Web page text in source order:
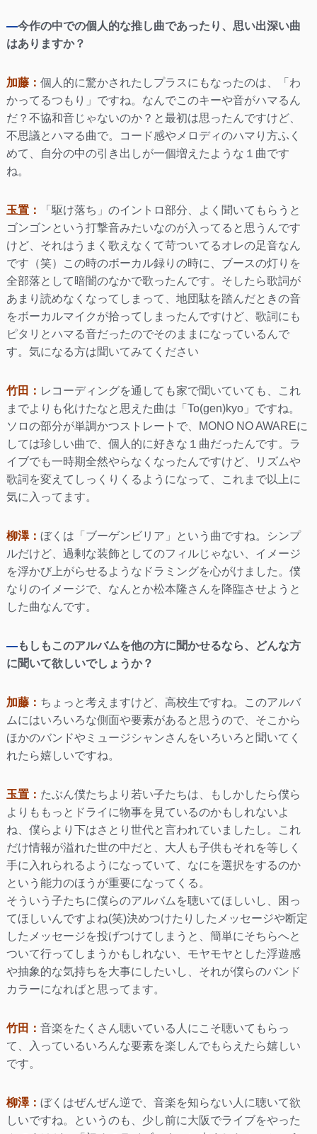
—今作の中での個人的な推し曲であったり、思い出深い曲
はありますか？
加藤： 個人的に驚かされたしプラスにもなったのは、「わ
かってるつもり」ですね。なんでこのキーや音がハマるん
だ？不協和音じゃないのか？と最初は思ったんですけど、
不思議とハマる曲で。コード感やメロディのハマり方ふく
めて、自分の中の引き出しが一個増えたような１曲です
ね。
玉置：
「駆け落ち」のイントロ部分、よく聞いてもらうと
ゴンゴンという打撃音みたいなのが入ってると思うんです
けど、それはうまく歌えなくて苛ついてるオレの足音なん
です（笑）この時のボーカル録りの時に、ブースの灯りを
全部落として暗闇のなかで歌ったんです。そしたら歌詞が
あまり読めなくなってしまって、地団駄を踏んだときの音
をボーカルマイクが拾ってしまったんですけど、歌詞にも
ピタリとハマる音だったのでそのままになっているんで
す。気になる方は聞いてみてください
竹田： レコーディングを通しても家で聞いていても、これ
までよりも化けたなと思えた曲は「To(gen)kyo」ですね。
ソロの部分が単調かつストレートで、MONO NO AWAREに
しては珍しい曲で、個人的に好きな１曲だったんです。ラ
イブでも一時期全然やらなくなったんですけど、リズムや
歌詞を変えてしっくりくるようになって、これまで以上に
気に入ってます。
柳澤： ぼくは「ブーゲンビリア」という曲ですね。シンプ
ルだけど、過剰な装飾としてのフィルじゃない、イメージ
を浮かび上がらせるようなドラミングを心がけました。僕
なりのイメージで、なんとか松本隆さんを降臨させようと
した曲なんです。
—もしもこのアルバムを他の方に聞かせるなら、どんな方
に聞いて欲しいでしょうか？
加藤： ちょっと考えますけど、高校生ですね。このアルバ
ムにはいろいろな側面や要素があると思うので、そこから
ほかのバンドやミュージシャンさんをいろいろと聞いてく
れたら嬉しいですね。
玉置： たぶん僕たちより若い子たちは、もしかしたら僕ら
よりももっとドライに物事を見ているのかもしれないよ
ね、僕らより下はさとり世代と言われていましたし。これ
だけ情報が溢れた世の中だと、大人も子供もそれを等しく
手に入れられるようになっていて、なにを選択をするのか
という能力のほうが重要になってくる。
そういう子たちに僕らのアルバムを聴いてほしいし、困っ
てほしいんですよね(笑)決めつけたりしたメッセージや断定
したメッセージを投げつけてしまうと、簡単にそちらへと
ついて行ってしまうかもしれない、モヤモヤとした浮遊感
や抽象的な気持ちを大事にしたいし、それが僕らのバンド
カラーになればと思ってます。
竹田： 音楽をたくさん聴いている人にこそ聴いてもらっ
て、入っているいろんな要素を楽しんでもらえたら嬉しい
です。
柳澤： ぼくはぜんぜん逆で、音楽を知らない人に聴いて欲
しいですね。というのも、少し前に大阪でライブをやった